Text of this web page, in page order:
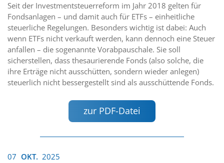
Seit der Investmentsteuerreform im Jahr 2018 gelten für
Fondsanlagen – und damit auch für ETFs – einheitliche
steuerliche Regelungen. Besonders wichtig ist dabei: Auch
wenn ETFs nicht verkauft werden, kann dennoch eine Steuer
anfallen – die sogenannte Vorabpauschale. Sie soll
sicherstellen, dass thesaurierende Fonds (also solche, die
ihre Erträge nicht ausschütten, sondern wieder anlegen)
steuerlich nicht bessergestellt sind als ausschüttende Fonds.
zur PDF-Datei
07 OKT. 2025